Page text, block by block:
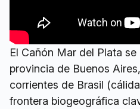
El Cañón Mar del Plata
provincia de Buenos
corrientes de Brasil
frontera biogeográfica